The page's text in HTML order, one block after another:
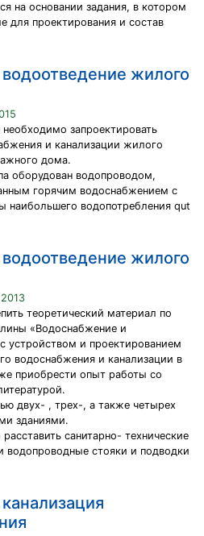
на основании задания, в котором
для проектирования и состав
жилого
запроектировать
и канализации жилого
дома.
оборудован водопроводом,
горячим водоснабжением с
водопотребления qut
жилого
теоретический материал по
«Водоснабжение и
устройством и проектированием
водоснабжения и канализации в
приобрести опыт работы со
двух- , трех-, а также четырех
зданиями.
санитарно- технические
водопроводные стояки и подводки